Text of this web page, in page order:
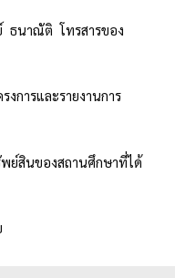
ธนาณัติ โทรสารของ
การและรายงานการ
ย์สินของสถานศึกษาที่ได้